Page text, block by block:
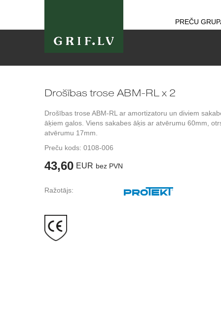
PREČU
Drošības trose ABM-RL x 2
Drošības trose ABM-RL ar amortizatoru un diviem
āķiem galos. Viens sakabes āķis ar atvērumu 60mm,
atvērumu 17mm.
Preču kods: 0108-006
43,60 EUR bez PVN
Ražotājs: